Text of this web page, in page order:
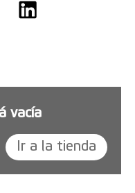
vacía
Ir a la tienda